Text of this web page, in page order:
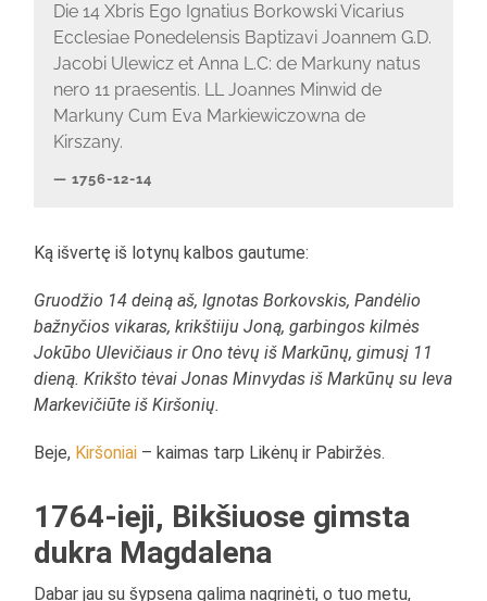
Die 14 Xbris Ego Ignatius Borkowski Vicarius
Ecclesiae Ponedelensis Baptizavi Joannem G.D.
Jacobi Ulewicz et Anna L.C: de Markuny natus
nero 11 praesentis. LL Joannes Minwid de
Markuny Cum Eva Markiewiczowna de
Kirszany.
1756-12-14
Ką išvertę iš lotynų kalbos gautume:
Gruodžio 14 deiną aš, Ignotas Borkovskis, Pandėlio
bažnyčios vikaras, krikštiiju Joną, garbingos kilmės
Jokūbo Ulevičiaus ir Ono tėvų iš Markūnų, gimusį 11
dieną. Krikšto tėvai Jonas Minvydas iš Markūnų su Ieva
Markevičiūte iš Kiršonių.
Beje, Kiršoniai – kaimas tarp Likėnų ir Pabiržės.
1764-ieji, Bikšiuose gimsta
dukra Magdalena
Dabar jau su šypsena galima nagrinėti, o tuo metu,